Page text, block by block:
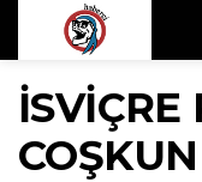
İSVIÇRE